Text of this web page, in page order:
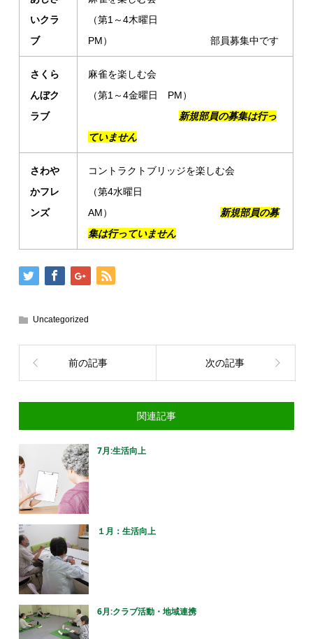
いクラ
ブ
（第1～4木曜日
PM） 部員募集中です
さくら
んぼク
ラブ
麻雀を楽しむ会
（第1～4金曜日 PM）
新規部員の募集は行っ
ていません
さわや
かフレ
ンズ
コントラクトブリッジを楽しむ会
（第4水曜日
AM） 新規部員の募
集は行っていません
Uncategorized
前の記事 次の記事
関連記事
7月:生活向上
１月：生活向上
6月:クラブ活動・地域連携